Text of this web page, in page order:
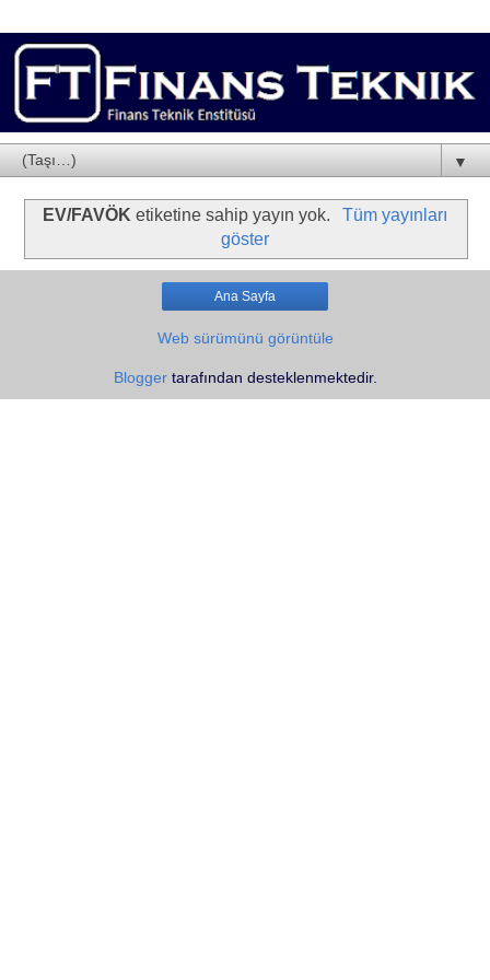
▼
EV/FAVÖK etiketine sahip yayın yok.
Tüm yayınları
göster
Ana Sayfa
Web sürümünü görüntüle
Bloggertarafından desteklenmektedir.